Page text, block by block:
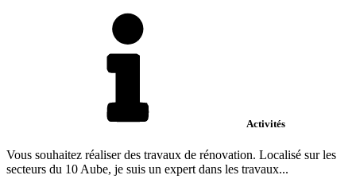
Activités
Vous souhaitez réaliser des travaux de rénovation. Localisé sur les
secteurs du 10 Aube, je suis un expert dans les travaux...